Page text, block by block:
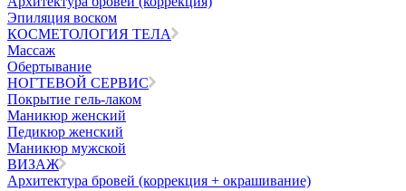
Эпиляция воском
КОСМЕТОЛОГИЯ ТЕЛА
Массаж
Обертывание
НОГТЕВОЙ СЕРВИС
Покрытие гель-лаком
Маникюр женский
Педикюр женский
Маникюр мужской
ВИЗАЖ
Архитектура бровей (коррекция + окрашивание)